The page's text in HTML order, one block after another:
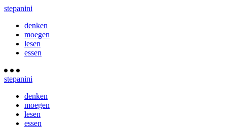
stepanini
denken
moegen
lesen
essen
stepanini
denken
moegen
lesen
essen